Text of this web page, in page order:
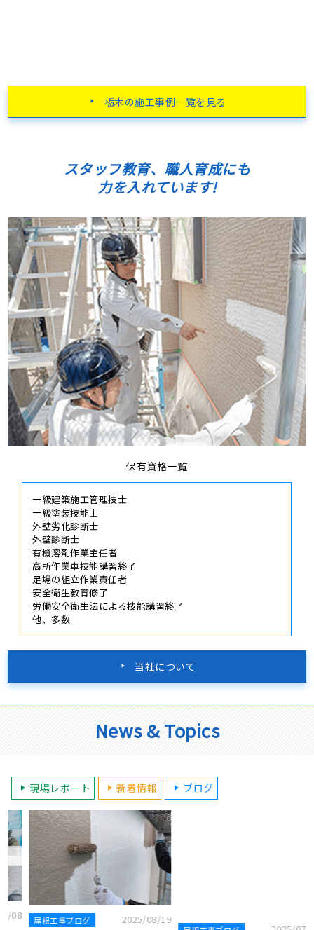
栃木の施工事例一覧を見る
スタッフ教育、職人育成にも
力を入れています!
保有資格一覧
一級建築施工管理技士
一級塗装技能士
外壁劣化診断士
外壁診断士
有機溶剤作業主任者
高所作業車技能講習終了
足場の組立作業責任者
安全衛生教育修了
労働安全衛生法による技能講習終了
他、多数
当社について
News & Topics
現場レポート 新着情報 ブログ